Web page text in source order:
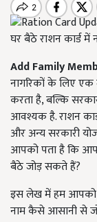
घर बैठे राशन कार्ड
Add Family
नागरिकों के लिए एक
करता है, बल्कि
आवश्यक है. राशन
और अन्य सरकारी
आपको पता है कि आप
बैठे जोड़ सकते हैं?
इस लेख में हम आपको
नाम कैसे आसानी से